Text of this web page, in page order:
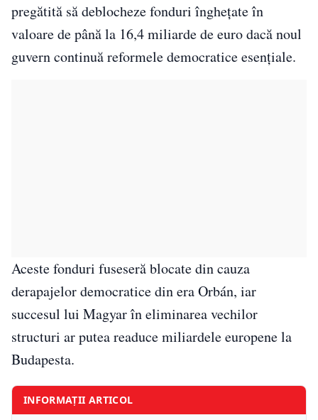
pregătită să deblocheze fonduri înghețate în
valoare de până la 16,4 miliarde de euro dacă noul
guvern continuă reformele democratice esențiale.
Aceste fonduri fuseseră blocate din cauza
derapajelor democratice din era Orbán, iar
succesul lui Magyar în eliminarea vechilor
structuri ar putea readuce miliardele europene la
Budapesta.
INFORMAȚII ARTICOL